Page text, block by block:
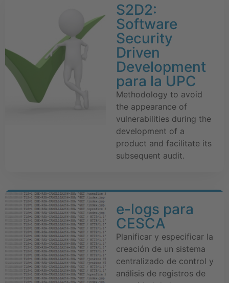
S2D2:
Software
Security
Driven
Development
para la UPC
Methodology to avoid
the appearance of
vulnerabilities during the
development of a
product and facilitate its
subsequent audit.
e-logs para
CESCA
Planificar y especificar la
creación de un sistema
centralizado de control y
análisis de registros de